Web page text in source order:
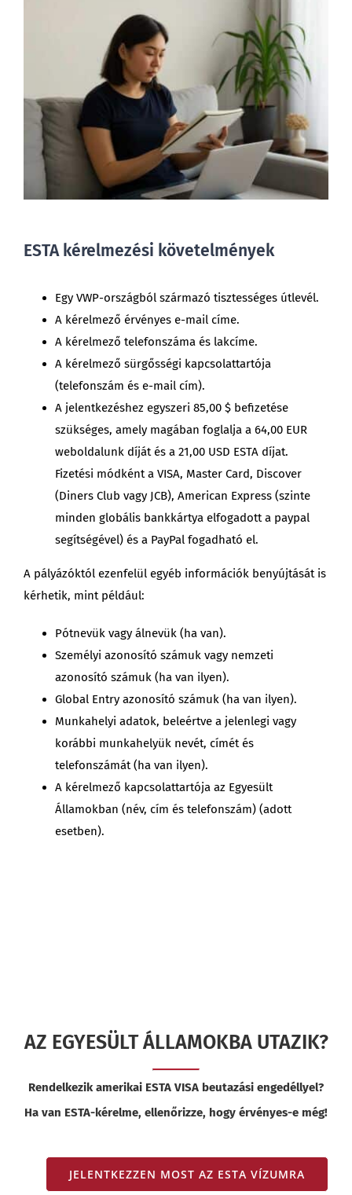
ESTA kérelmezési követelmények
Egy VWP-országból származó tisztességes útlevél.
A kérelmező érvényes e-mail címe.
A kérelmező telefonszáma és lakcíme.
A kérelmező sürgősségi kapcsolattartója
(telefonszám és e-mail cím).
A jelentkezéshez egyszeri 85,00 $ befizetése
szükséges, amely magában foglalja a 64,00 EUR
weboldalunk díját és a 21,00 USD ESTA díjat.
Fizetési módként a VISA, Master Card, Discover
(Diners Club vagy JCB), American Express (szinte
minden globális bankkártya elfogadott a paypal
segítségével) és a PayPal fogadható el.
A pályázóktól ezenfelül egyéb információk benyújtását is
kérhetik, mint például:
Pótnevük vagy álnevük (ha van).
Személyi azonosító számuk vagy nemzeti
azonosító számuk (ha van ilyen).
Global Entry azonosító számuk (ha van ilyen).
Munkahelyi adatok, beleértve a jelenlegi vagy
korábbi munkahelyük nevét, címét és
telefonszámát (ha van ilyen).
A kérelmező kapcsolattartója az Egyesült
Államokban (név, cím és telefonszám) (adott
esetben).
AZ EGYESÜLT ÁLLAMOKBA UTAZIK?
Rendelkezik amerikai ESTA VISA beutazási engedéllyel?
Ha van ESTA-kérelme, ellenőrizze, hogy érvényes-e még!
JELENTKEZZEN MOST AZ ESTA VÍZUMRA